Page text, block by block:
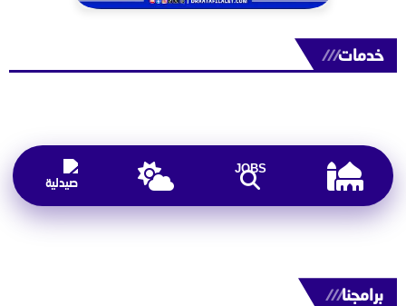
خدمات///
JOBS
برامجنا///